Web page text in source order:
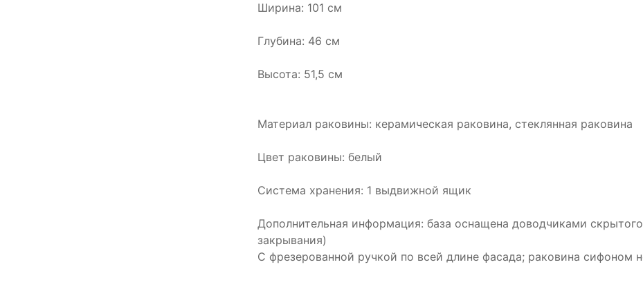
Ширина: 101 см
Глубина: 46 см
Высота: 51,5 см
Материал раковины: керамическая раковина, стеклянная раковина
Цвет раковины: белый
Система хранения: 1 выдвижной ящик
Дополнительная информация: база оснащена доводчиками
закрывания)
С фрезерованной ручкой по всей длине фасада; раковина сифоном